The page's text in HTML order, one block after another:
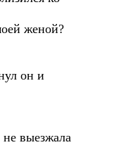
женой?
он и
выезжала